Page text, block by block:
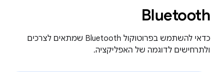
Bluetooth
כדאי להשתמש בפרוטוקול Bluetooth שמתאים לצרכים
ולתרחישים לדוגמה של האפליקציה.